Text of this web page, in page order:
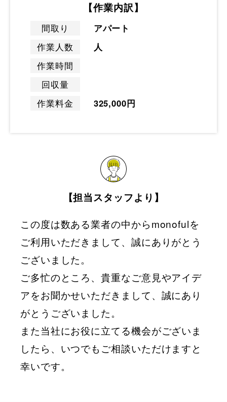
【作業内訳】
間取り
アパート
作業人数
人
作業時間
回収量
作業料金
325,000円
【担当スタッフより】
この度は数ある業者の中からmonofulを
ご利用いただきまして、誠にありがとう
ございました。
ご多忙のところ、貴重なご意見やアイデ
アをお聞かせいただきまして、誠にあり
がとうございました。
また当社にお役に立てる機会がございま
したら、いつでもご相談いただけますと
幸いです。